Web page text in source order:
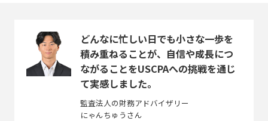
どんなに忙しい日でも小さな一歩を
積み重ねることが、自信や成長につ
ながることをUSCPAへの挑戦を通じ
て実感しました。
監査法人の財務アドバイザリー
にゃんちゅうさん